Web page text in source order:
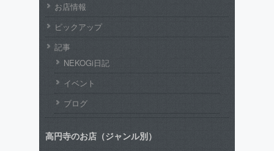
お店情報
ピックアップ
記事
NEKOGi日記
イベント
ブログ
高円寺のお店（ジャンル別）